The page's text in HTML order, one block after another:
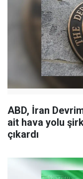
ABD, İran
ait hava yolu
çıkardı